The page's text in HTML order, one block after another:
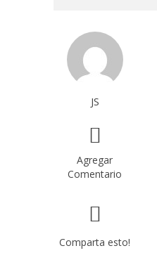
JS
Agregar
Comentario
Comparta esto!